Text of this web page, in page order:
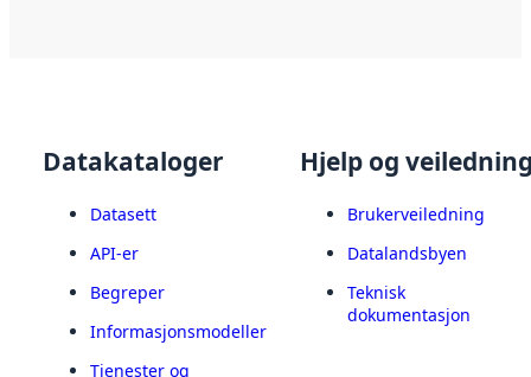
Datakataloger
Datasett
API-er
Begreper
Informasjonsmodeller
Tjenester og
Hjelp og
Brukerveiledning
Datalandsbyen
Teknisk
dokumentasjon